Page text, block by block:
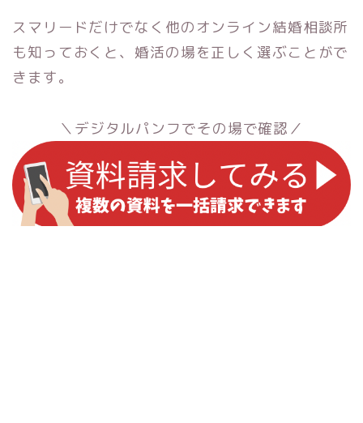
スマリードだけでなく他のオンライン結婚相談所
も知っておくと、婚活の場を正しく選ぶことがで
きます。
＼デジタルパンフでその場で確認／